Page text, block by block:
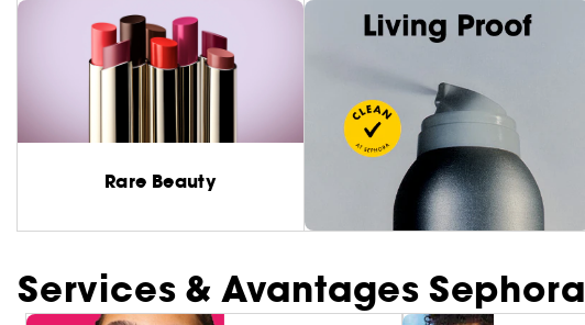
Rare Beauty
Services & Avantages Sephora